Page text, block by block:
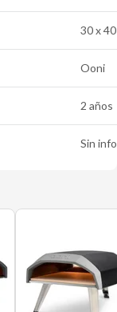
30 x
Ooni
2 años
Sin